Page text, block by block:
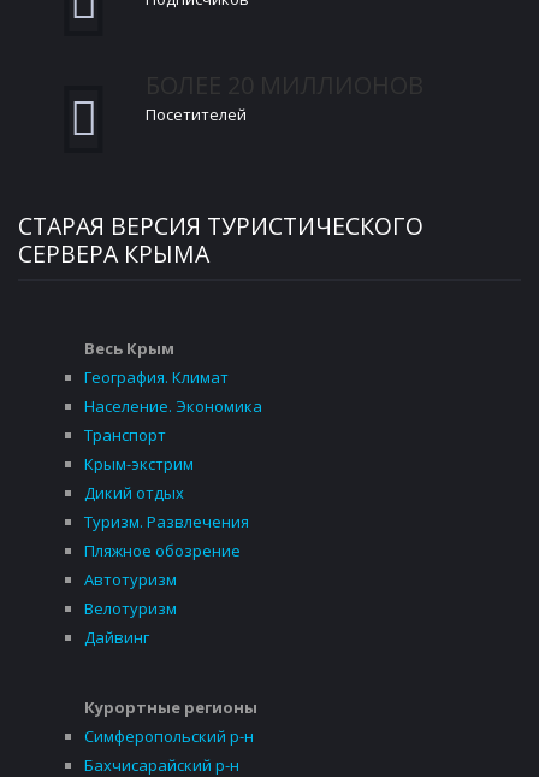
Посетителей
СТАРАЯ ВЕРСИЯ ТУРИСТИЧЕСКОГО
СЕРВЕРА КРЫМА
Весь Крым
География. Климат
Население. Экономика
Транспорт
Крым-экстрим
Дикий отдых
Туризм. Развлечения
Пляжное обозрение
Автотуризм
Велотуризм
Дайвинг
Курортные регионы
Симферопольский р-н
Бахчисарайский р-н